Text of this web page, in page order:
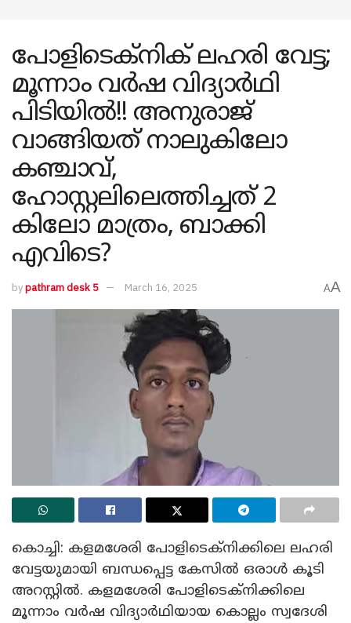
പോളിടെക്നിക് ലഹരി വേട്ട;
മൂന്നാം വർഷ വിദ്യാർഥി
പിടിയിൽ!! അനുരാജ്
വാങ്ങിയത് നാലുകിലോ
കഞ്ചാവ്,
ഹോസ്റ്റലിലെത്തിച്ചത് 2
കിലോ മാത്രം, ബാക്കി
എവിടെ?
bypathram desk 5 March 16, 2025 AA
കൊച്ചി: കളമശേരി പോളിടെക്നിക്കിലെ ലഹരി
വേട്ടയുമായി ബന്ധപ്പെട്ട കേസിൽ ഒരാൾ കൂടി
അറസ്റ്റിൽ. കളമശേരി പോളിടെക്നിക്കിലെ
മൂന്നാം വർഷ വിദ്യാർഥിയായ കൊല്ലം സ്വദേശി